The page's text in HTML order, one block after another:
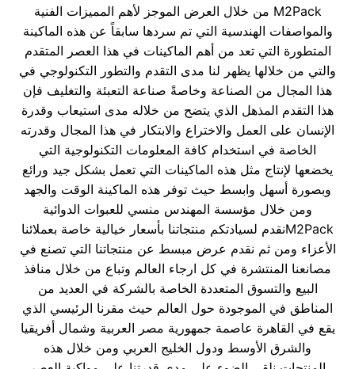
M2Pack من خلال العرض الموجز لأهم المميزات الفنية
والمواصفات الهندسية التي تم سردها سابقاً عن هذه الماكينة
المتطورة التي تعد من أهم الماكينات في هذا العصر المتقدم
والتي من خلالها يظهر لنا مدى التقدم والتطور التكنولوجي في
هذا المجال من الصناعة وخاصةً صناعة التعبئة والتغليف فإن
هذا التقدم المذهل الذي يتضح من خلاله مدى استيعاب وقدرة
الإنسان على العمل والاختراع والابتكار في هذا المجال وقدرته
الخاصة في استخدام كافة المعلومات التكنولوجية التي
يخضعها لإنتاج مثل هذه الماكينات التي تعمل بشكل جيد ورائع
وبصورة أسهل وابسط حيث توفر هذه الماكينة الوقت والجهد
ومن خلال مؤسسة المهندس منسي للعبوات الدوائية
M2Packنقدم لسيادتكم منتجاتنا بأسعار خيالية خاصة بعملائنا
الأعزاء ومن ثم نقدم عرض مبسط عن منتجاتنا التي تصنع في
مصانعنا المنتشرة في كل ارجاء العالم وتباع من خلال منافذ
البيع والتسوق المتعددة الخاصة بالشركة في العديد من
المناطق في الموجودة حول العالم حيث مقرنا الرئيسي الذي
يقع في القاهرة عاصمة جمهورية مصر العربية وشمال أفريقيا
والشرق الأوسط ودول الخليج العربي ومن خلال هذه